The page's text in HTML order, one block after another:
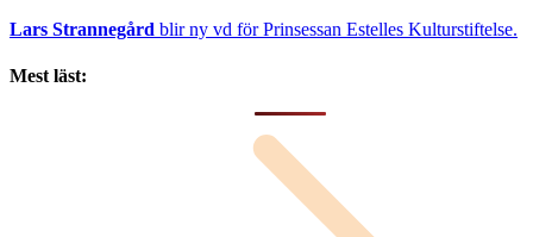
Lars Strannegård blir ny vd för Prinsessan Estelles Kulturstiftelse.
Mest läst: